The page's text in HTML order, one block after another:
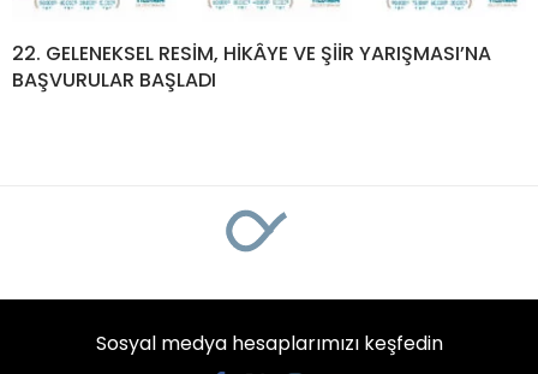
22. GELENEKSEL RESİM, HİKÂYE VE ŞİİR YARIŞMASI’NA
BAŞVURULAR BAŞLADI
Sosyal medya hesaplarımızı keşfedin